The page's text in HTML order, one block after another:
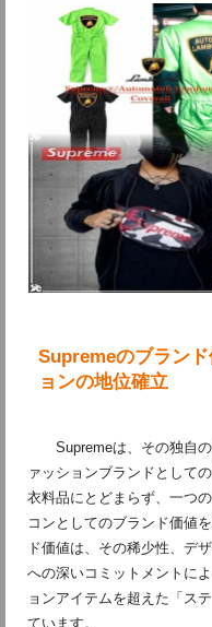
Supremeのブラン
ョンの地位確立
Supremeは、その独自
ァッションブランドとして
衣料品にとどまらず、一つ
コンとしてのブランド価値
ド価値は、その稀少性、デ
への深いコミットメントに
ョンアイテムを超えた「ス
ています。